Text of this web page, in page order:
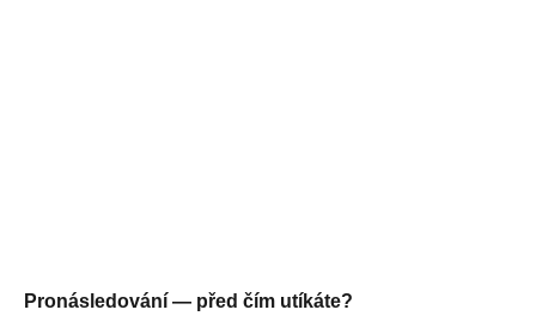
Pronásledování — před čím utíkáte?